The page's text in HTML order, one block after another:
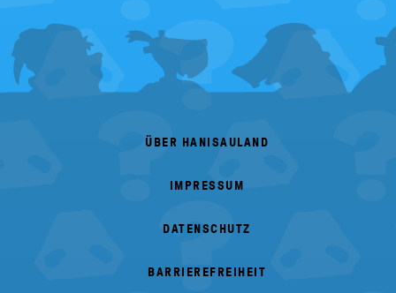
FOOTER
MENU
ÜBER HANISAULAND
IMPRESSUM
DATENSCHUTZ
BARRIEREFREIHEIT